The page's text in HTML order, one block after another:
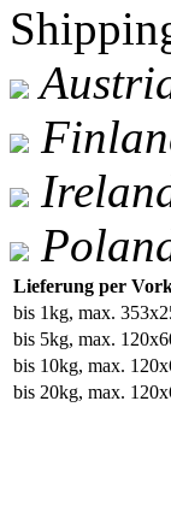
Lieferung per
bis 1kg, max.
bis 5kg, max.
bis 10kg, max.
bis 20kg, max.